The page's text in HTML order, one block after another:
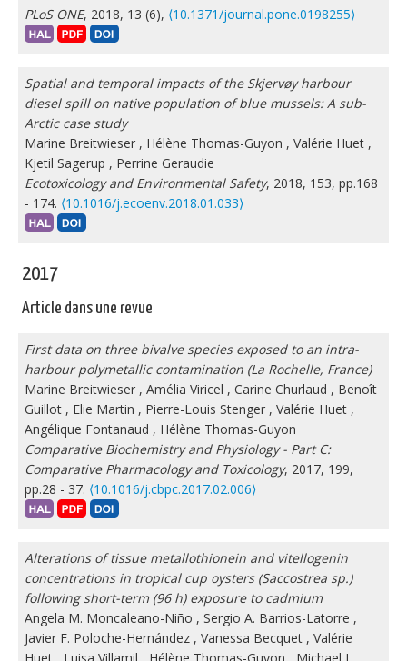
PLoS ONE, 2018, 13 (6), ⟨10.1371/journal.pone.0198255⟩
Spatial and temporal impacts of the Skjervøy harbour
diesel spill on native population of blue mussels: A sub-
Arctic case study
Marine Breitwieser , Hélène Thomas-Guyon , Valérie Huet ,
Kjetil Sagerup , Perrine Geraudie
Ecotoxicology and Environmental Safety, 2018, 153, pp.168
- 174. ⟨10.1016/j.ecoenv.2018.01.033⟩
2017
Article dans une revue
First data on three bivalve species exposed to an intra-
harbour polymetallic contamination (La Rochelle, France)
Marine Breitwieser , Amélia Viricel , Carine Churlaud , Benoît
Guillot , Elie Martin , Pierre-Louis Stenger , Valérie Huet ,
Angélique Fontanaud , Hélène Thomas-Guyon
Comparative Biochemistry and Physiology - Part C:
Comparative Pharmacology and Toxicology, 2017, 199,
pp.28 - 37. ⟨10.1016/j.cbpc.2017.02.006⟩
Alterations of tissue metallothionein and vitellogenin
concentrations in tropical cup oysters (Saccostrea sp.)
following short-term (96 h) exposure to cadmium
Angela M. Moncaleano-Niño , Sergio A. Barrios-Latorre ,
Javier F. Poloche-Hernández , Vanessa Becquet , Valérie